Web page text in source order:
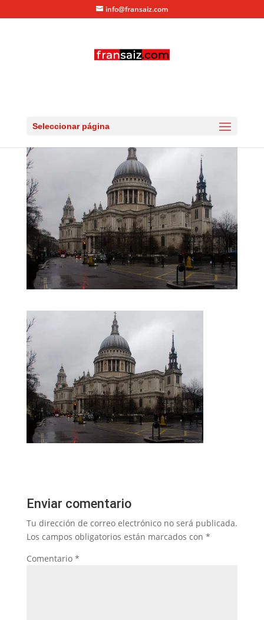
info@fransaiz.com
Seleccionar página
Enviar comentario
Tu dirección de correo electrónico no será publicada.
Los campos obligatorios están marcados con *
Comentario *